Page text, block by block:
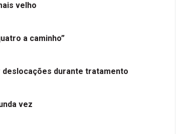
velho
a caminho”
durante tratamento
vez